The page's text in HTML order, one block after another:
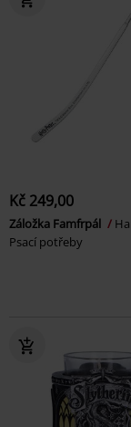
Kč 249,00
Záložka Famfrpál
Psací potřeby